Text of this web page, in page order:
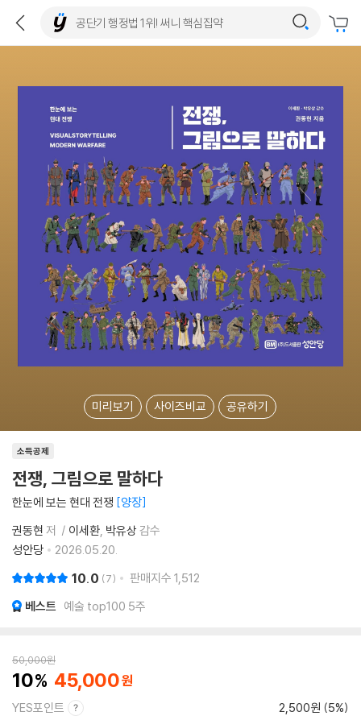
미리보기 사이즈비교 공유하기
소득공제
전쟁, 그림으로 말하다
한눈에 보는 현대 전쟁 양장
권동현 저 이세환 박유상 감수
성안당
2026.05.20.
10.0 7 판매지수 1,512
베스트 예술 top100 5주
50,000원
10 45,000
YES포인트 2,500원 (5%)